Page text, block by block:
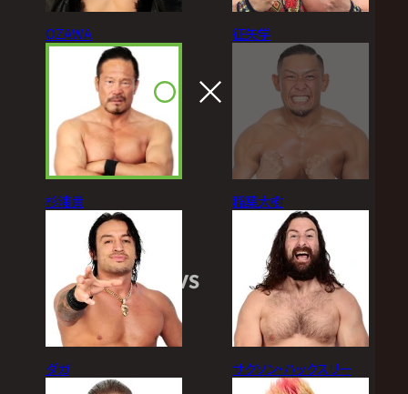
OZAWA
杉浦貴
ダガ
VS
征矢学
稲葉大樹
サクソン・ハックスリー